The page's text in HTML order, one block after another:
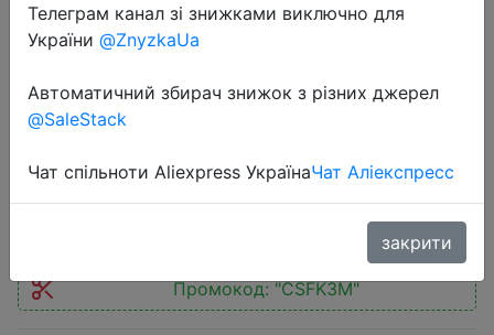
UGREEN 100W GaN Charger USB C
Charger QC4.0 3.0 Quick Charge
For Macbook Laptop Tablet PD Fast
Charger For iPhone 16 15 14 Pro
$23.76
Промокод:"CSFK3M"
Телеграм канал зі знижками виключно для
України @ZnyzkaUa
Автоматичний збирач знижок з різних джерел
@SaleStack
Чат спільноти Aliexpress УкраїнаЧат Аліекспресс
закрити